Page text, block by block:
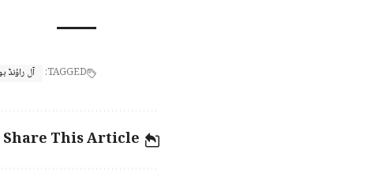
TAGGED: آل راؤنڈ
Share This Article